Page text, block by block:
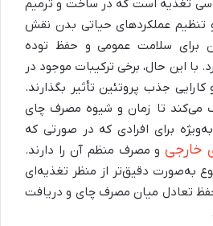
تغذیه است که در ساخت و ترمیم
و تنظیم عملکردهای حیاتی بدن نقش
برای سلامت عمومی و حفظ توده
با این حال، برخی ترکیبات موجود در
کارایی جذب پروتئین تأثیر بگذارند.
می‌کند تا زمان و شیوه مصرف چای
برای افرادی که در صورتی که
خارجیو مصرف منظم آن را دارند.
به‌صورت دقیق‌تر از منظر تغذیه‌ای
تعادل میان مصرف چای و دریافت